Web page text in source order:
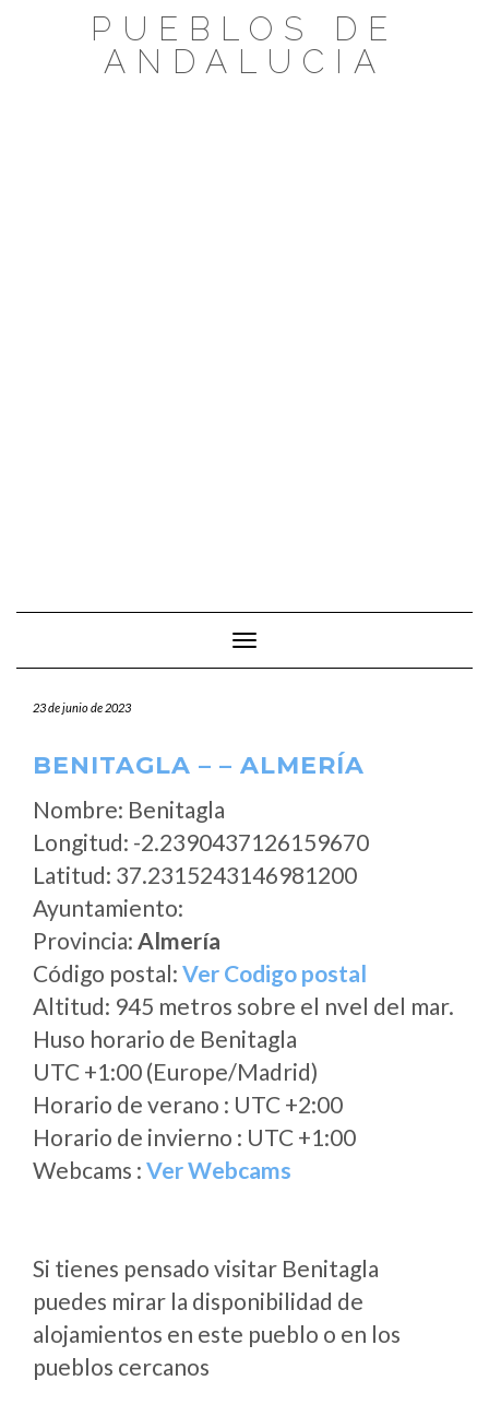
PUEBLOS DE
ANDALUCIA
Cambiar modo de navegación
23 de junio de 2023
BENITAGLA – – ALMERÍA
Nombre: Benitagla
Longitud: -2.2390437126159670
Latitud: 37.2315243146981200
Ayuntamiento:
Provincia: Almería
Código postal: Ver Codigo postal
Altitud: 945 metros sobre el nvel del mar.
Huso horario de Benitagla
UTC +1:00 (Europe/Madrid)
Horario de verano : UTC +2:00
Horario de invierno : UTC +1:00
Webcams : Ver Webcams
Si tienes pensado visitar Benitagla
puedes mirar la disponibilidad de
alojamientos en este pueblo o en los
pueblos cercanos